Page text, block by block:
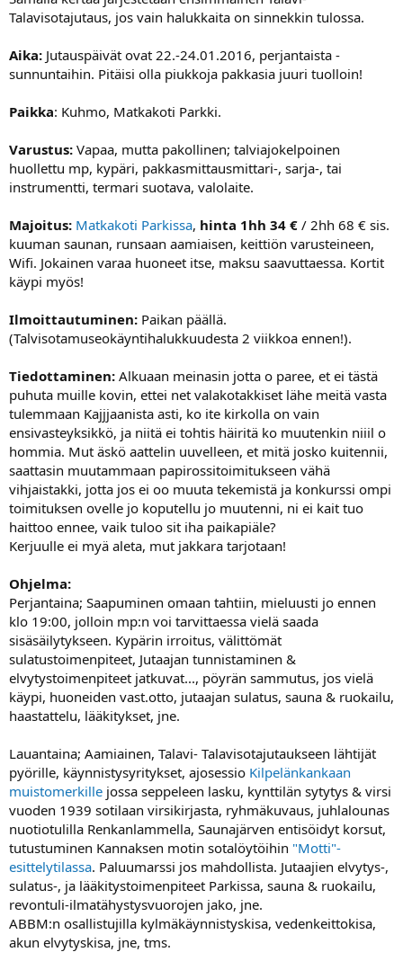
j
Talavisotajutaus, jos vain halukkaita on sinnekkin tulossa.
Aika: Jutauspäivät ovat 22.-24.01.2016, perjantaista -
sunnuntaihin. Pitäisi olla piukkoja pakkasia juuri tuolloin!
Paikka: Kuhmo, Matkakoti Parkki.
Varustus: Vapaa, mutta pakollinen; talviajokelpoinen
huollettu mp, kypäri, pakkasmittausmittari-, sarja-, tai
instrumentti, termari suotava, valolaite.
Majoitus: Matkakoti Parkissa, hinta 1hh 34 € / 2hh 68 € sis.
kuuman saunan, runsaan aamiaisen, keittiön varusteineen,
Wifi. Jokainen varaa huoneet itse, maksu saavuttaessa. Kortit
käypi myös!
Ilmoittautuminen: Paikan päällä.
(Talvisotamuseokäyntihalukkuudesta 2 viikkoa ennen!).
Tiedottaminen: Alkuaan meinasin jotta o paree, et ei tästä
puhuta muille kovin, ettei net valakotakkiset lähe meitä vasta
tulemmaan Kajjjaanista asti, ko ite kirkolla on vain
ensivasteyksikkö, ja niitä ei tohtis häiritä ko muutenkin niiil o
hommia. Mut äskö aattelin uuvelleen, et mitä josko kuitennii,
saattasin muutammaan papirossitoimitukseen vähä
vihjaistakki, jotta jos ei oo muuta tekemistä ja konkurssi ompi
toimituksen ovelle jo koputellu jo muutenni, ni ei kait tuo
haittoo ennee, vaik tuloo sit iha paikapiäle?
Kerjuulle ei myä aleta, mut jakkara tarjotaan!
Ohjelma:
Perjantaina; Saapuminen omaan tahtiin, mieluusti jo ennen
klo 19:00, jolloin mp:n voi tarvittaessa vielä saada
sisäsäilytykseen. Kypärin irroitus, välittömät
sulatustoimenpiteet, Jutaajan tunnistaminen &
elvytystoimenpiteet jatkuvat..., pöyrän sammutus, jos vielä
käypi, huoneiden vast.otto, jutaajan sulatus, sauna & ruokailu,
haastattelu, lääkitykset, jne.
Lauantaina; Aamiainen, Talavi- Talavisotajutaukseen lähtijät
pyörille, käynnistysyritykset, ajosessio Kilpelänkankaan
muistomerkille jossa seppeleen lasku, kynttilän sytytys & virsi
vuoden 1939 sotilaan virsikirjasta, ryhmäkuvaus, juhlalounas
nuotiotulilla Renkanlammella, Saunajärven entisöidyt korsut,
tutustuminen Kannaksen motin sotalöytöihin "Motti"-
esittelytilassa. Paluumarssi jos mahdollista. Jutaajien elvytys-,
sulatus-, ja lääkitystoimenpiteet Parkissa, sauna & ruokailu,
revontuli-ilmatähystysvuorojen jako, jne.
ABBM:n osallistujilla kylmäkäynnistyskisa, vedenkeittokisa,
akun elvytyskisa, jne, tms.